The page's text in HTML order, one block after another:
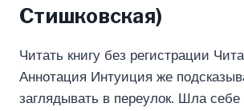
Стишковская)
Читать книгу без регистрации
Аннотация Интуиция же
заглядывать в переулок. Шла